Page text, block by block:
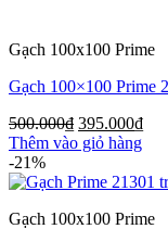
Gạch 100x100 Prime
Gạch 100×100 Prime
500.000₫ 395.000₫
Thêm vào giỏ hàng
-21%
Gạch 100x100 Prime